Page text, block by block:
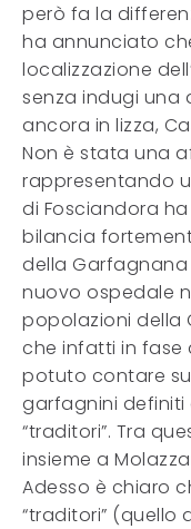
però fa la
ha annunciato
localizzazione
senza indugi una
ancora in lizza,
Non è stata una
rappresentando
di Fosciandora
bilancia
della
nuovo ospedale
popolazioni della
che infatti in fase
potuto contare
garfagnini
“traditori”. Tra
insieme a
Adesso è chiaro
“traditori” (quello